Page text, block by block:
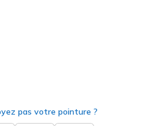
pas votre pointure ?